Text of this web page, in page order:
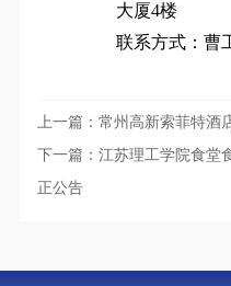
大厦4楼
联系方式：曹
上一篇：常州高新索菲特酒
下一篇：江苏理工学院食堂
正公告